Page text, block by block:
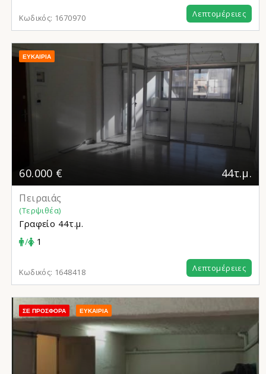
Κωδικός: 1670970 Λεπτομέρειες
ΕΥΚΑΙΡΊΑ
60.000 € 44τ.μ.
Πειραιάς
(Τερψιθέα)
Γραφείο 44τ.μ.
/
1
Κωδικός: 1648418 Λεπτομέρειες
ΣΕ ΠΡΟΣΦΟΡΆ ΕΥΚΑΙΡΊΑ